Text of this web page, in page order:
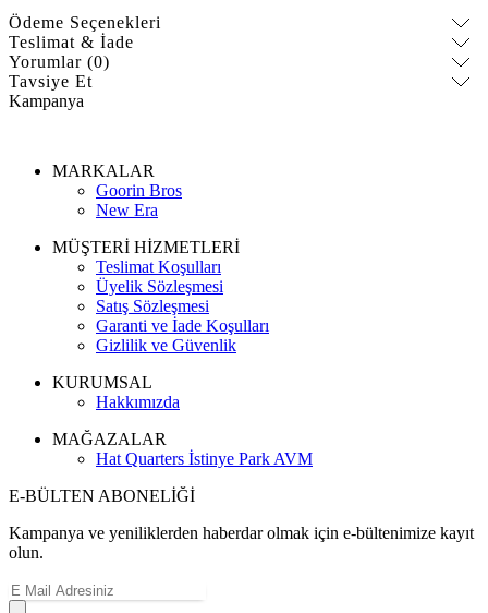
Ödeme Seçenekleri
Teslimat & İade
Yorumlar (0)
Tavsiye Et
Kampanya
MARKALAR
Goorin Bros
New Era
MÜŞTERİ HİZMETLERİ
Teslimat Koşulları
Üyelik Sözleşmesi
Satış Sözleşmesi
Garanti ve İade Koşulları
Gizlilik ve Güvenlik
KURUMSAL
Hakkımızda
MAĞAZALAR
Hat Quarters İstinye Park AVM
E-BÜLTEN ABONELİĞİ
Kampanya ve yeniliklerden haberdar olmak için e-bültenimize kayıt
olun.